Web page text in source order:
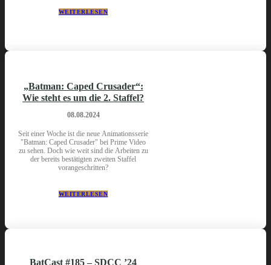
WEITERLESEN
„Batman: Caped Crusader“:
Wie steht es um die 2. Staffel?
08.08.2024
Seit einer Woche ist die neue Animationsserie
"Batman: Caped Crusader" bei Prime Video
zu sehen. Doch wie weit sind die Arbeiten zu
der bereits bestätigten zweiten Staffel
vorangeschritten?
WEITERLESEN
BatCast #185 – SDCC ’24